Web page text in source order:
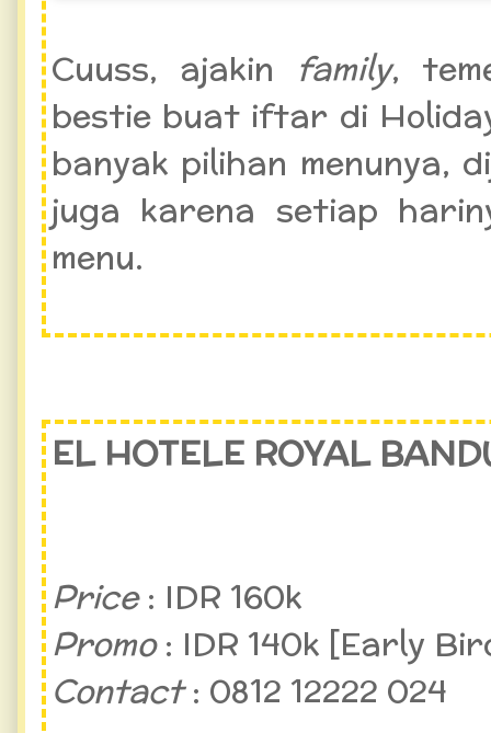
Cuuss, ajakin family,
bestie buat iftar di
banyak pilihan menunya,
juga karena setiap
menu.
EL HOTELE ROYAL
Price: IDR 160k
Promo: IDR 140k [Early
Contact: 0812 12222 024